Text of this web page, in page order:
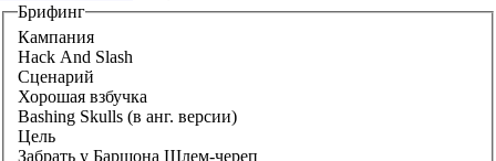
Брифинг
Кампания
Hack And Slash
Сценарий
Хорошая взбучка
Bashing Skulls (в анг. версии)
Цель
Забрать у Баршона Шлем-череп